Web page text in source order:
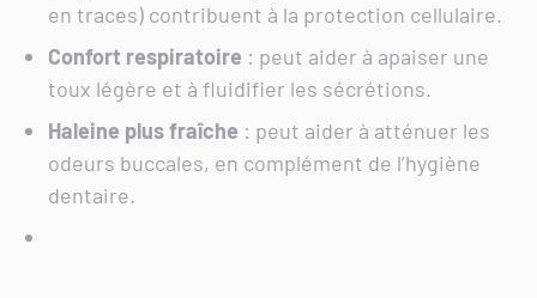
en traces) contribuent à la protection cellulaire.
Confort respiratoire : peut aider à apaiser une
toux légère et à fluidifier les sécrétions.
Haleine plus fraîche : peut aider à atténuer les
odeurs buccales, en complément de l’hygiène
dentaire.